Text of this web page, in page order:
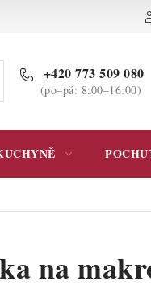
ochrany osobních
+420 773 509 080
(po–pá: 8:00–16:00)
na